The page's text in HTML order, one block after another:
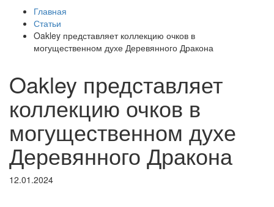
Главная
Статьи
Oakley представляет коллекцию очков в
могущественном духе Деревянного Дракона
Oakley представляет
коллекцию очков в
могущественном духе
Деревянного Дракона
12.01.2024